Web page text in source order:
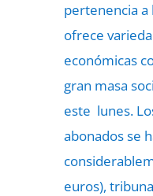
pertenencia a
ofrece
económicas
gran masa
este lunes.
abonados se
euros),